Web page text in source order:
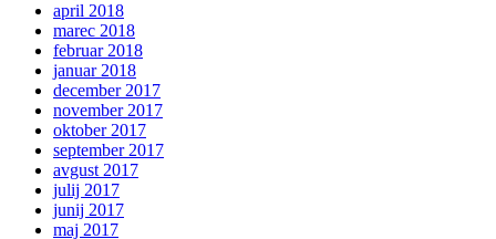
april 2018
marec 2018
februar 2018
januar 2018
december 2017
november 2017
oktober 2017
september 2017
avgust 2017
julij 2017
junij 2017
maj 2017